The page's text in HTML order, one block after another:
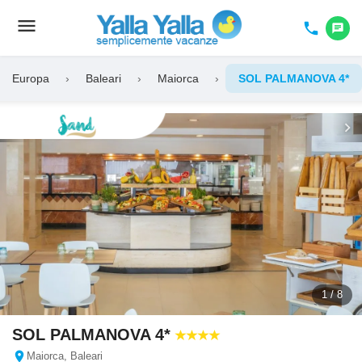
Toggle
menu phone chat
Europa › Baleari › Maiorca › SOL PALMANOVA 4*
chevron_right
1 / 8
SOL PALMANOVA 4*
location_on Maiorca, Baleari